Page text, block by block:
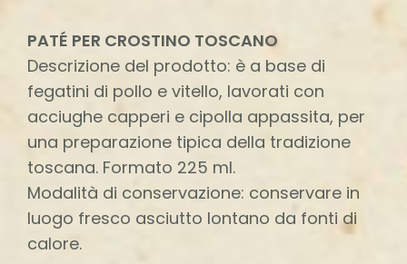
PATÉ PER CROSTINO TOSCANO
Descrizione del prodotto: è a base di
fegatini di pollo e vitello, lavorati con
acciughe capperi e cipolla appassita, per
una preparazione tipica della tradizione
toscana. Formato 225 ml.
Modalità di conservazione: conservare in
luogo fresco asciutto lontano da fonti di
calore.